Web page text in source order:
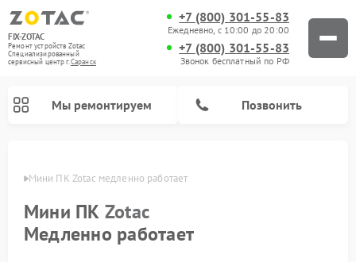
FIX-ZOTAC
Ремонт устройств Zotac
Специализированный
cервисный центр г.Саранск
+7 (800) 301-55-83
Ежедневно, с 10:00 до 20:00
+7 (800) 301-55-83
Звонок бесплатный по РФ
Мы ремонтируем Позвонить
Мини ПК Zotac медленно работает
Мини ПК Zotac
Медленно работает